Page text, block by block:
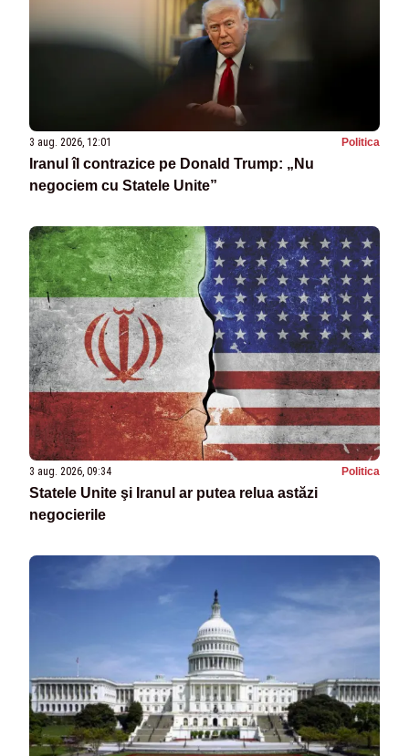
3 aug. 2026, 12:01 Politica
Iranul îl contrazice pe Donald Trump: „Nu
negociem cu Statele Unite”
3 aug. 2026, 09:34 Politica
Statele Unite şi Iranul ar putea relua astăzi
negocierile